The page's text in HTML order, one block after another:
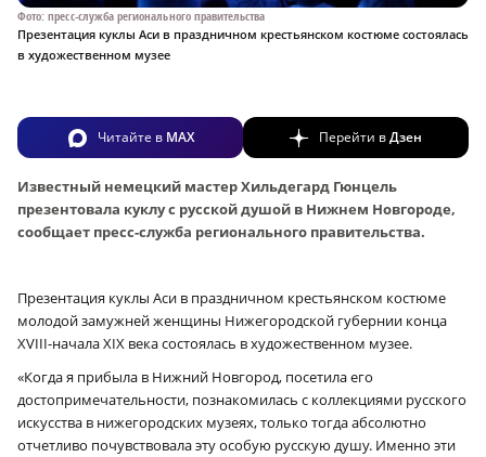
Фото: пресс-служба регионального правительства
Презентация куклы Аси в праздничном крестьянском костюме состоялась
в художественном музее
Читайте в MAX Перейти вДзен
Известный немецкий мастер Хильдегард Гюнцель
презентовала куклу с русской душой в Нижнем Новгороде,
сообщает пресс-служба регионального правительства.
Презентация куклы Аси в праздничном крестьянском костюме
молодой замужней женщины Нижегородской губернии конца
XVIII-начала XIX века состоялась в художественном музее.
«Когда я прибыла в Нижний Новгород, посетила его
достопримечательности, познакомилась с коллекциями русского
искусства в нижегородских музеях, только тогда абсолютно
отчетливо почувствовала эту особую русскую душу. Именно эти